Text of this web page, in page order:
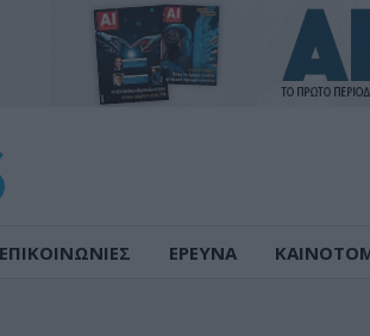
ΕΡΕΥΝΑ